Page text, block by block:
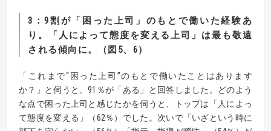
3 ：9割が「困った上司」のもとで働いた経験あ
り。
「人によって態度を変える上司」は最も敬遠
される傾向に。（図 5、 6）
「これまで“困った上司”のもとで働いたことはあります
か？」と伺うと、91％が「ある」と回答しました。どのよう
な点で困った上司と感じたかを伺うと、トップは「人によっ
て態度を変える」（62％）でした。次いで「いざという時に